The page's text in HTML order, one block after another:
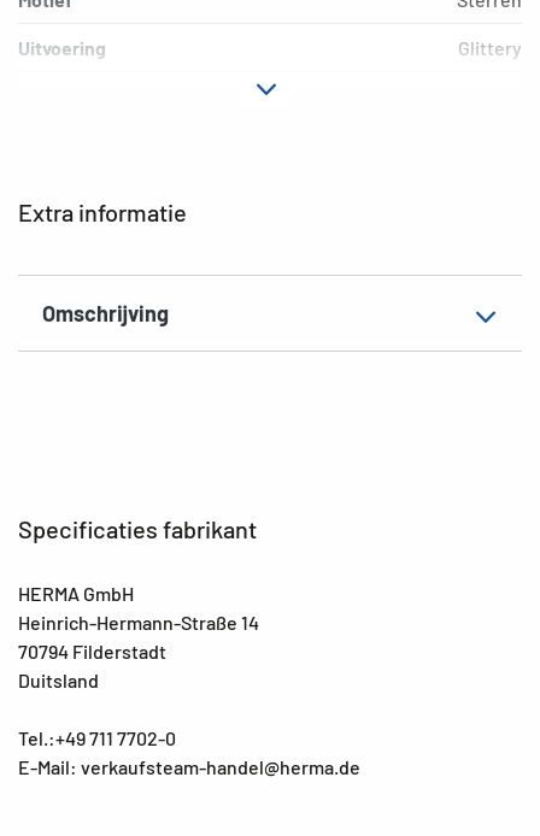
Extra informatie
Omschrijving
Uitvoering Glittery
Specificaties fabrikant
HERMA GmbH
Heinrich-Hermann-Straße 14
70794 Filderstadt
Duitsland
Tel.:+49 711 7702-0
E-Mail: verkaufsteam-handel@herma.de